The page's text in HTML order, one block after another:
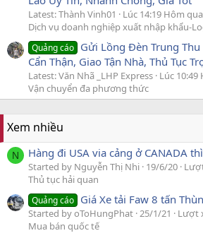
Latest: Thành Vinh01
Lúc 14:19 Hôm qua
Dịch vụ doanh nghiệp xuất nhập khẩu-
Quảng cáo Gửi Lồng Đèn Trung
Cẩn Thận, Giao Tận Nhà, Thủ Tục
Latest: Văn Nhã _LHP Express Lúc 10:49
Vận chuyển đa phương thức
Xem nhiều
N Hàng đi USA via cảng ở CANADA
Started by Nguyễn Thị Nhi 19/6/20
Thủ tục hải quan
Quảng cáo Giá Xe tải Faw 8 tấn
Started by oToHungPhat 25/1/21
Lượt
Mua bán quốc tế